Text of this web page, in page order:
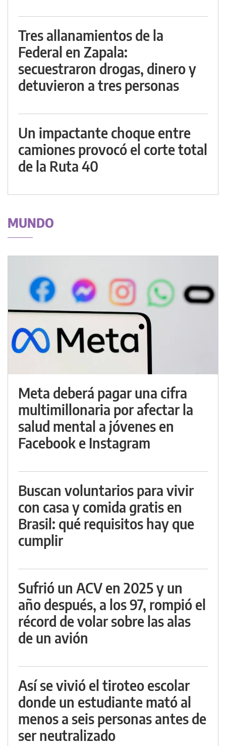
Tres allanamientos de la
Federal en Zapala:
secuestraron drogas, dinero y
detuvieron a tres personas
Un impactante choque entre
camiones provocó el corte total
de la Ruta 40
MUNDO
Meta deberá pagar una cifra
multimillonaria por afectar la
salud mental a jóvenes en
Facebook e Instagram
Buscan voluntarios para vivir
con casa y comida gratis en
Brasil: qué requisitos hay que
cumplir
Sufrió un ACV en 2025 y un
año después, a los 97, rompió el
récord de volar sobre las alas
de un avión
Así se vivió el tiroteo escolar
donde un estudiante mató al
menos a seis personas antes de
ser neutralizado